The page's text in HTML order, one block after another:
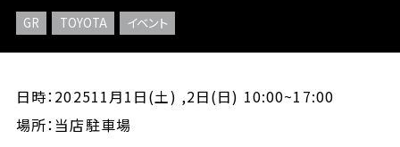
GR TOYOTA イベント
日時：202511月1日(土) ,2日(日) 10:00~17:00
場所：当店駐車場